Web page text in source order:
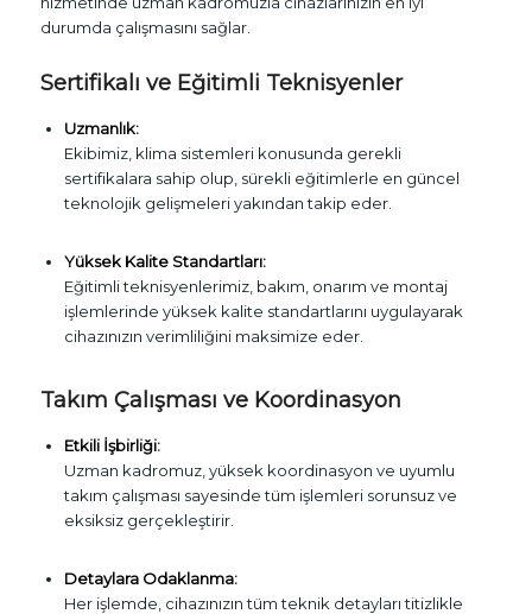
durumda çalışmasını sağlar.
Sertifikalı ve Eğitimli Teknisyenler
Uzmanlık:
Ekibimiz, klima sistemleri konusunda gerekli
sertifikalara sahip olup, sürekli eğitimlerle en güncel
teknolojik gelişmeleri yakından takip eder.
Yüksek Kalite Standartları:
Eğitimli teknisyenlerimiz, bakım, onarım ve montaj
işlemlerinde yüksek kalite standartlarını uygulayarak
cihazınızın verimliliğini maksimize eder.
Takım Çalışması ve Koordinasyon
Etkili İşbirliği:
Uzman kadromuz, yüksek koordinasyon ve uyumlu
takım çalışması sayesinde tüm işlemleri sorunsuz ve
eksiksiz gerçekleştirir.
Detaylara Odaklanma:
Her işlemde, cihazınızın tüm teknik detayları titizlikle